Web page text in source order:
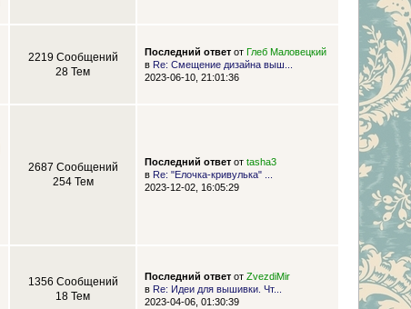
2219 Сообщений
28 Тем
Последний ответот Глеб Маловецкий
в Re: Смещение дизайна выш...
2023-06-10, 21:01:36
2687 Сообщений
254 Тем
Последний ответот tasha3
в Re: "Елочка-кривулька" ...
2023-12-02, 16:05:29
1356 Сообщений
18 Тем
Последний ответот ZvezdiMir
в Re: Идеи для вышивки. Чт...
2023-04-06, 01:30:39